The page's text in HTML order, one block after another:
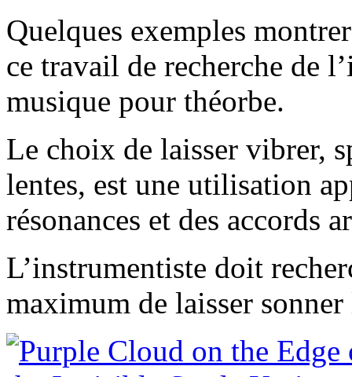
Quelques exemples
ce travail de recherche de
musique pour théorbe.
Le choix de laisser vibrer,
lentes, est une utilisation
résonances et des accords
L’instrumentiste doit
maximum de laisser sonner